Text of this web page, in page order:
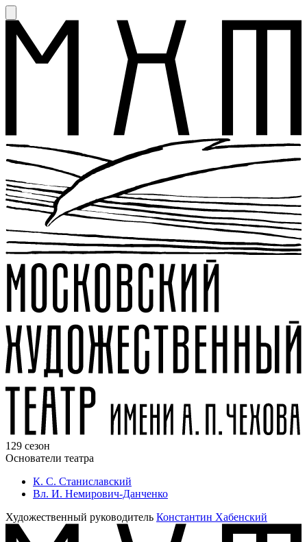
129 сезон
Основатели театра
К. С. Станиславский
Вл. И. Немирович-Данченко
Художественный руководитель Константин Хабенский